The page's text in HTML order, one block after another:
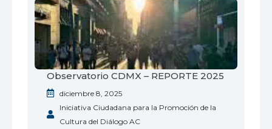
Observatorio CDMX – REPORTE 2025
diciembre 8, 2025
Iniciativa Ciudadana para la Promoción de la
Cultura del Diálogo AC